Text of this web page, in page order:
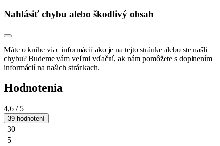
Nahlásiť chybu alebo škodlivý obsah
Máte o knihe viac informácií ako je na tejto stránke alebo ste našli
chybu? Budeme vám veľmi vďační, ak nám pomôžete s doplnením
informácií na našich stránkach.
Hodnotenia
4,6 / 5
39 hodnotení
30
5